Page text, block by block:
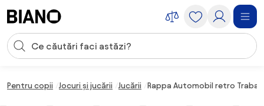
Introducerea căutării
Pentru copii Jocuri și jucării Jucării Rappa Automobil retro